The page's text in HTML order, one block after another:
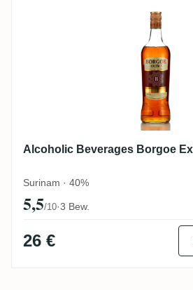
Alcoholic Beverages
Alcoholic Beverages Borgoe
Surinam · 40%
5,5/10·3 Bew.
26 €